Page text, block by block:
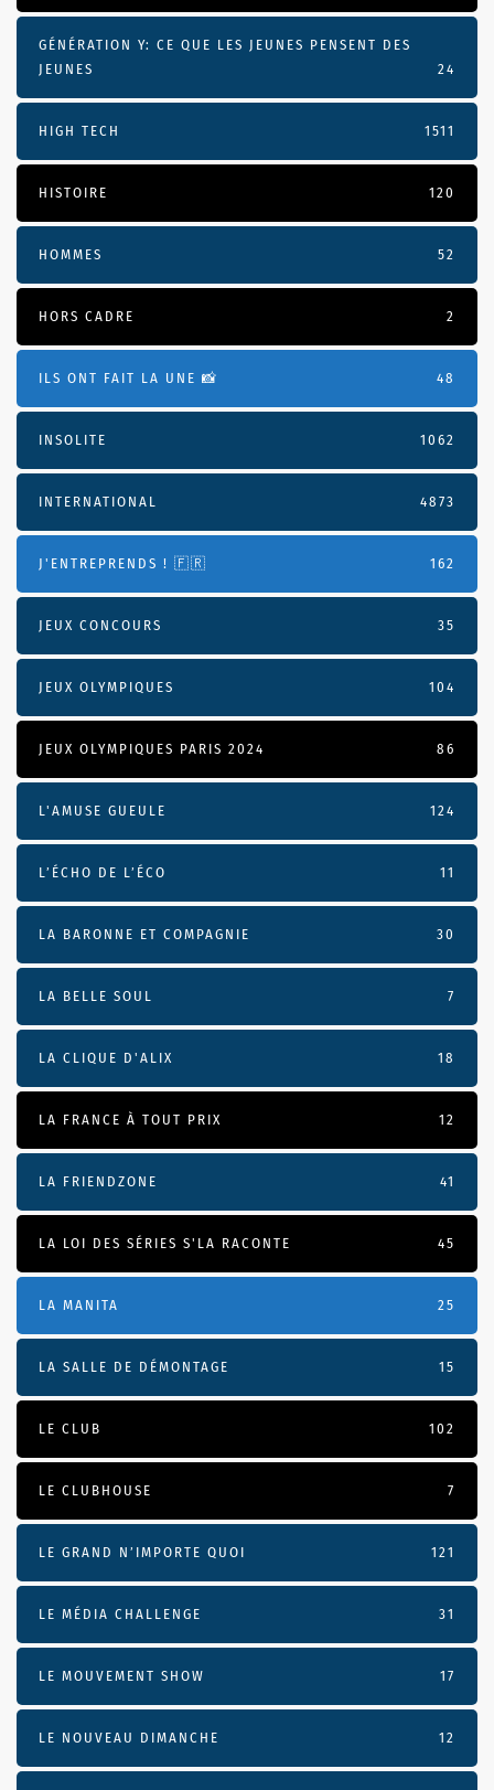
GÉNÉRATION Y: CE QUE LES JEUNES PENSENT DES
JEUNES
24
HIGH TECH 1511
HISTOIRE 120
HOMMES 52
HORS CADRE 2
ILS ONT FAIT LA UNE 📸 48
INSOLITE 1062
INTERNATIONAL 4873
J'ENTREPRENDS ! 🇫🇷 162
JEUX CONCOURS 35
JEUX OLYMPIQUES 104
JEUX OLYMPIQUES PARIS 2024 86
L'AMUSE GUEULE 124
L’ÉCHO DE L’ÉCO 11
LA BARONNE ET COMPAGNIE 30
LA BELLE SOUL 7
LA CLIQUE D'ALIX 18
LA FRANCE À TOUT PRIX 12
LA FRIENDZONE 41
LA LOI DES SÉRIES S'LA RACONTE 45
LA MANITA 25
LA SALLE DE DÉMONTAGE 15
LE CLUB 102
LE CLUBHOUSE 7
LE GRAND N’IMPORTE QUOI 121
LE MÉDIA CHALLENGE 31
LE MOUVEMENT SHOW 17
LE NOUVEAU DIMANCHE 12